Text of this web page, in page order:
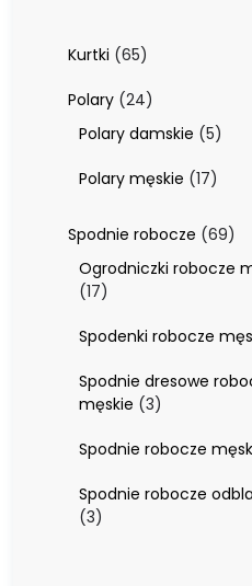
Kurtki 6565
Polary 2424
produkty
Polary damskie 55
Polary męskie 1717
Spodnie robocze 6969
Ogrodniczki robocze
1717
Spodenki robocze
Spodnie dresowe
męskie 33
Spodnie robocze
Spodnie robocze
33